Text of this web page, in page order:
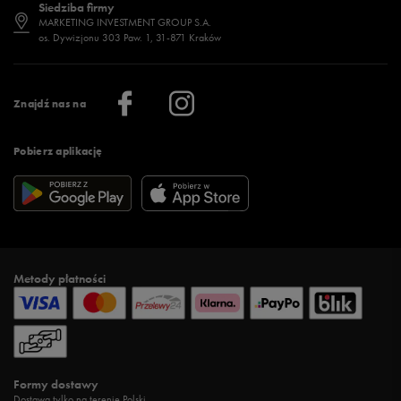
Znajdź nas na
Pobierz aplikację
Regulamin sklepu 50 style
Regulamin aplikacji 50 style
Więcej regulaminów >
Jak wybrać buty na zimę?
Więcej >
Stylizacje damskie
Sklepy stacjonarne
Klub 50 style
Praca
Informacje o firmie
Siedziba firmy
MARKETING INVESTMENT GROUP S.A.
os. Dywizjonu 303 Paw. 1, 31-871 Kraków
Metody płatności
Formy dostawy